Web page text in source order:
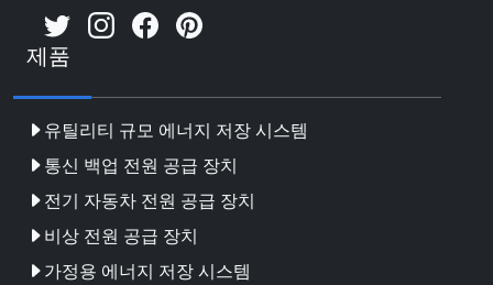
제품
유틸리티 규모 에너지 저장 시스템
통신 백업 전원 공급 장치
전기 자동차 전원 공급 장치
비상 전원 공급 장치
가정용 에너지 저장 시스템